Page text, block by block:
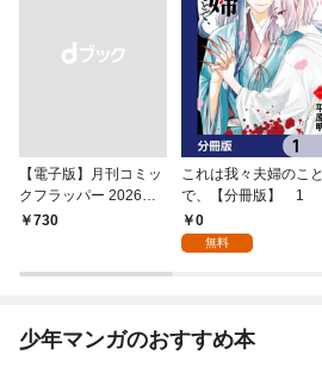
【電子版】月刊コミッ
クフラッパー 2026年9
月号
￥730
これは我々夫婦のこと
で、【分冊版】 1
0
無料
少年マンガのおすすめ本